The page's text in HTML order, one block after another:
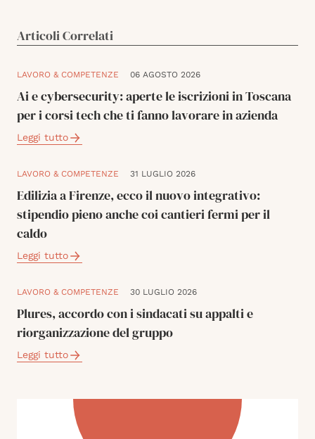
Articoli Correlati
LAVORO & COMPETENZE 06 AGOSTO 2026
Ai e cybersecurity: aperte le iscrizioni in Toscana
per i corsi tech che ti fanno lavorare in azienda
Leggi tutto
LAVORO & COMPETENZE 31 LUGLIO 2026
Edilizia a Firenze, ecco il nuovo integrativo:
stipendio pieno anche coi cantieri fermi per il
caldo
Leggi tutto
LAVORO & COMPETENZE 30 LUGLIO 2026
Plures, accordo con i sindacati su appalti e
riorganizzazione del gruppo
Leggi tutto